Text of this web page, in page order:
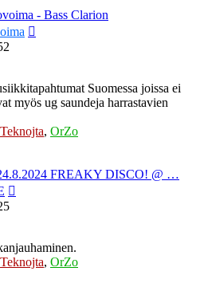
- Bass Clarion
Suomessa joissa ei
myös ug saundeja harrastavien
Teknojta, OrZo
FREAKY DISCO! @ …
Teknojta, OrZo